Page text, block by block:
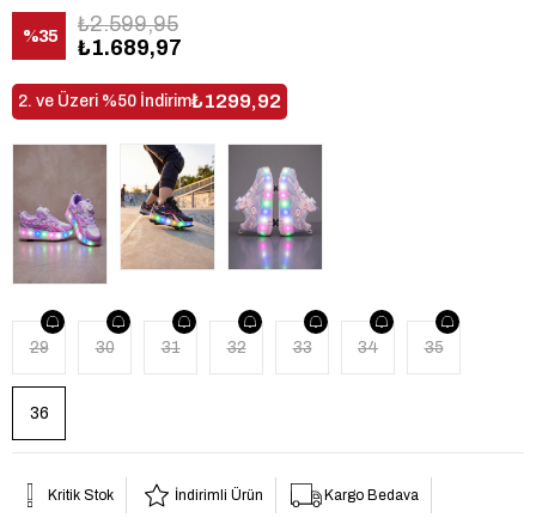
%35
İndirim
₺2.599,95
₺1.689,97
2. ve Üzeri %50 İndirim₺1299,92
29 30 31 32 33 34 35
36
Kritik Stok İndirimli Ürün Kargo Bedava